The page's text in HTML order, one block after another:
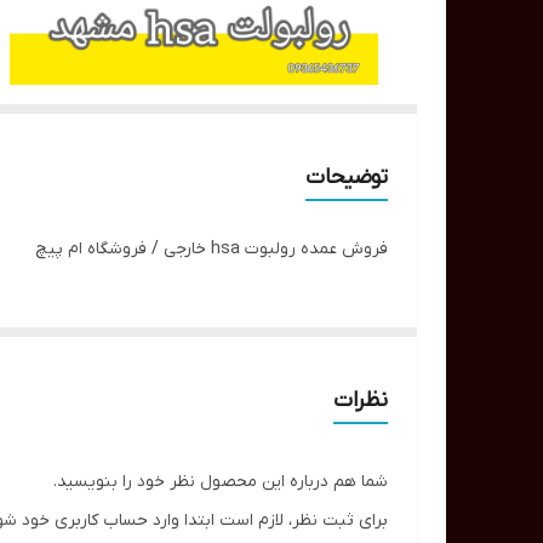
توضیحات
فروش عمده رولبوت hsa خارجی / فروشگاه ام پیچ
نظرات
شما هم درباره این محصول نظر خود را بنویسید.
برای ثبت نظر، لازم است ابتدا وارد حساب کاربری خود